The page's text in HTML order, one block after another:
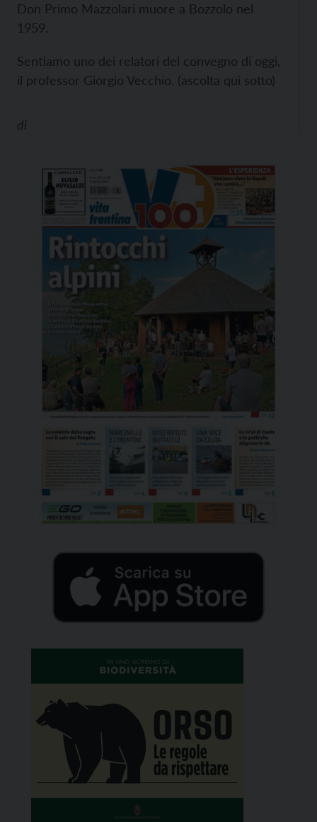
Don Primo Mazzolari muore a Bozzolo nel
1959.
Sentiamo uno dei relatori del convegno di oggi,
il professor Giorgio Vecchio. (ascolta qui sotto)
di